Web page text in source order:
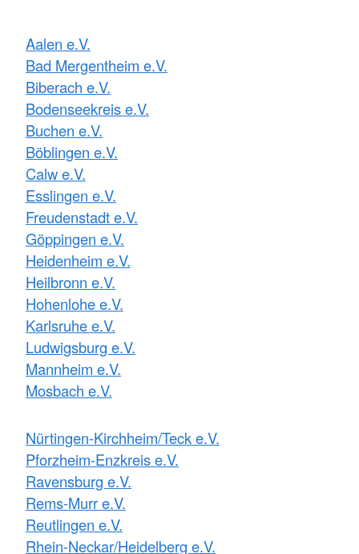
Aalen e.V.
Bad Mergentheim e.V.
Biberach e.V.
Bodenseekreis e.V.
Buchen e.V.
Böblingen e.V.
Calw e.V.
Esslingen e.V.
Freudenstadt e.V.
Göppingen e.V.
Heidenheim e.V.
Heilbronn e.V.
Hohenlohe e.V.
Karlsruhe e.V.
Ludwigsburg e.V.
Mannheim e.V.
Mosbach e.V.
Nürtingen-Kirchheim/Teck e.V.
Pforzheim-Enzkreis e.V.
Ravensburg e.V.
Rems-Murr e.V.
Reutlingen e.V.
Rhein-Neckar/Heidelberg e.V.